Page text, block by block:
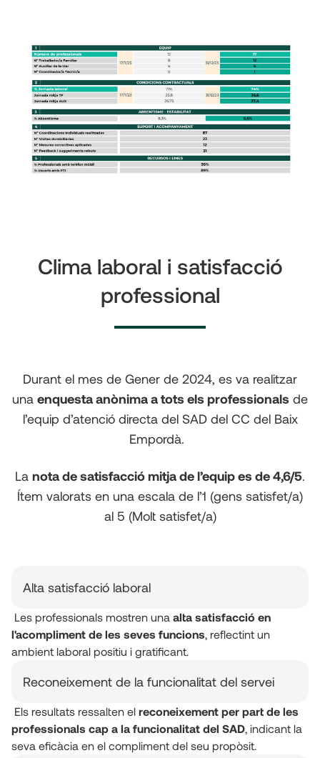
Clima laboral i satisfacció
professional
Durant el mes de Gener de 2024, es va realitzar
una enquesta anònima a tots els professionals de
l’equip d’atenció directa del SAD del CC del Baix
Empordà.
La nota de satisfacció mitja de l’equip es de 4,6/5.
Ítem valorats en una escala de l’1 (gens satisfet/a)
al 5 (Molt satisfet/a)
Alta satisfacció laboral
Les professionals mostren una alta satisfacció en
l'acompliment de les seves funcions, reflectint un
ambient laboral positiu i gratificant.
Reconeixement de la funcionalitat del servei
Els resultats ressalten el reconeixement per part de les
professionals cap a la funcionalitat del SAD, indicant la
seva eficàcia en el compliment del seu propòsit.